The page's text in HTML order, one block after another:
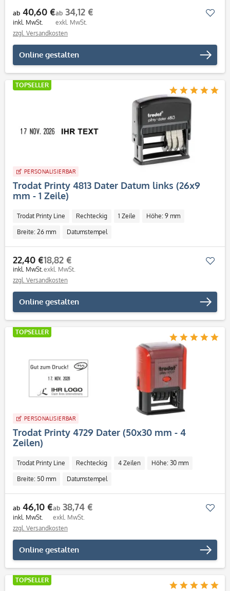
ab 40,60 €
inkl. MwSt.
ab 34,12 €
exkl. MwSt.
zzgl. Versandkosten
Online gestalten
TOPSELLER
PERSONALISIERBAR
Trodat Printy 4813 Dater Datum links (26x9
mm - 1 Zeile)
Trodat Printy Line Rechteckig 1 Zeile Höhe: 9 mm
Breite: 26 mm Datumstempel
22,40 €
inkl. MwSt.
18,82 €
exkl. MwSt.
zzgl. Versandkosten
Online gestalten
TOPSELLER
PERSONALISIERBAR
Trodat Printy 4729 Dater (50x30 mm - 4
Zeilen)
Trodat Printy Line Rechteckig 4 Zeilen Höhe: 30 mm
Breite: 50 mm Datumstempel
ab 46,10 €
inkl. MwSt.
ab 38,74 €
exkl. MwSt.
zzgl. Versandkosten
Online gestalten
TOPSELLER